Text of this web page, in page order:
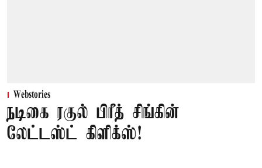
Webstories
நடிகை ரகுல் பிரீத் சிங்கின்
லேட்டஸ்ட் கிளிக்ஸ்!